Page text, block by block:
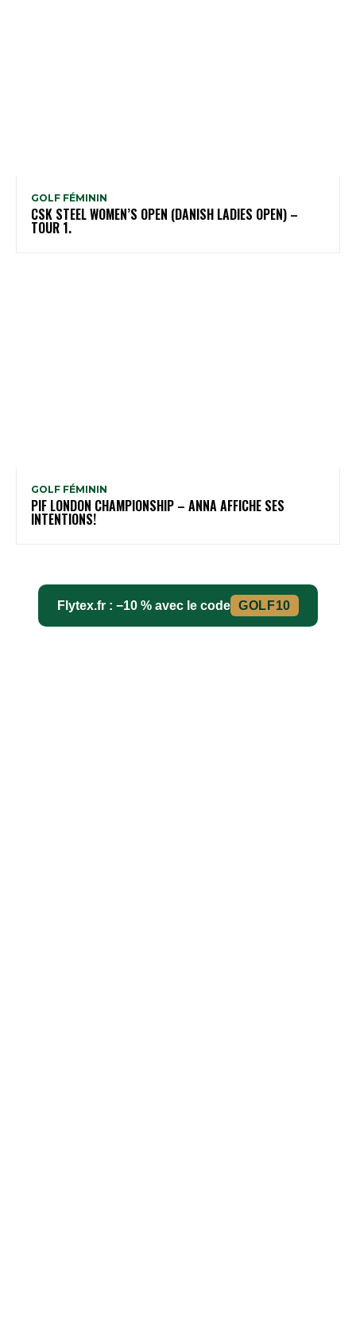
GOLF FÉMININ
CSK STEEL WOMEN’S OPEN (DANISH LADIES OPEN) –
TOUR 1.
GOLF FÉMININ
PIF LONDON CHAMPIONSHIP – ANNA AFFICHE SES
INTENTIONS!
Flytex.fr : −10 % avec le code GOLF10